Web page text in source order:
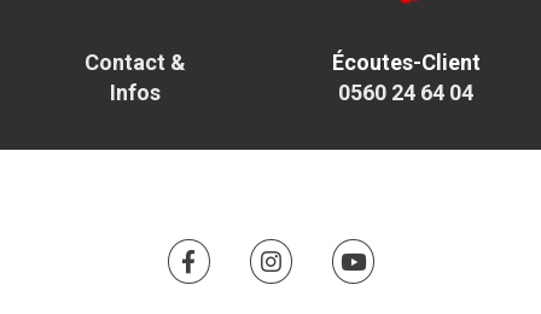
Contact &
Infos
Écoutes-Client
0560 24 64 04